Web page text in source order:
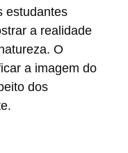
estudantes
a realidade
O
a imagem do
dos